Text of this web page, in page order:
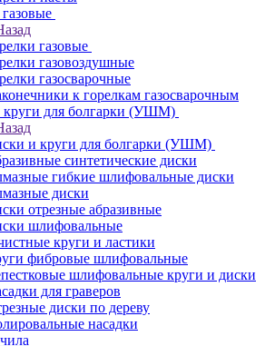
газовые
газовоздушные
газосварочные
к горелкам газосварочным
круги для болгарки (УШМ)
и круги для болгарки (УШМ)
синтетические диски
гибкие шлифовальные диски
диски
отрезные абразивные
шлифовальные
круги и ластики
фибровые шлифовальные
шлифовальные круги и диски
для граверов
диски по дереву
насадки